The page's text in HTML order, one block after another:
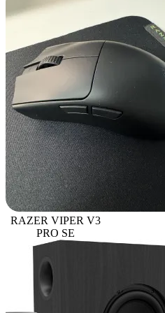
RAZER VIPER V3
PRO SE